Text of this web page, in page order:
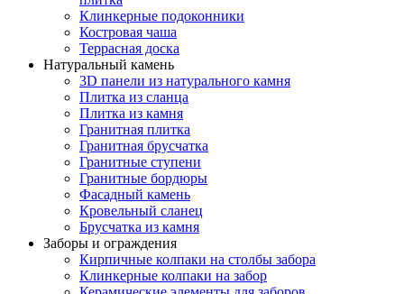
Клинкерные подоконники
Костровая чаша
Террасная доска
Натуральный камень
3D панели из натурального камня
Плитка из сланца
Плитка из камня
Гранитная плитка
Гранитная брусчатка
Гранитные ступени
Гранитные бордюры
Фасадный камень
Кровельный сланец
Брусчатка из камня
Заборы и ограждения
Кирпичные колпаки на столбы забора
Клинкерные колпаки на забор